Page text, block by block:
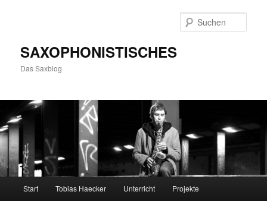
SAXOPHONISTISCHES
Das Saxblog
Start Tobias Haecker Unterricht Projekte